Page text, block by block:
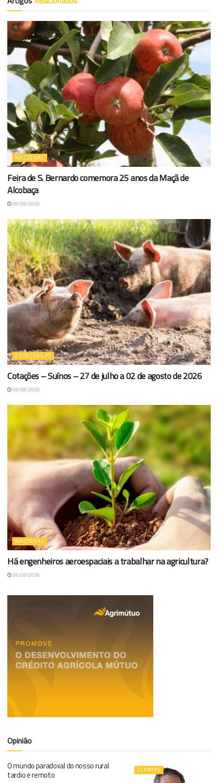
NACIONAL
Feira de S. Bernardo comemora 25 anos da Maçã de
Alcobaça
06/08/2026
COTAÇÕES PT
Cotações – Suínos – 27 de julho a 02 de agosto de 2026
06/08/2026
NACIONAL
Há engenheiros aeroespaciais a trabalhar na agricultura?
06/08/2026
Opinião
ÚLTIMAS
O mundo paradoxal do nosso rural
tardio e remoto